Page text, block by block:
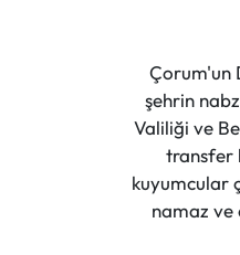
Çorum'un
şehrin
Valiliği ve
transfer
kuyumcular
namaz ve